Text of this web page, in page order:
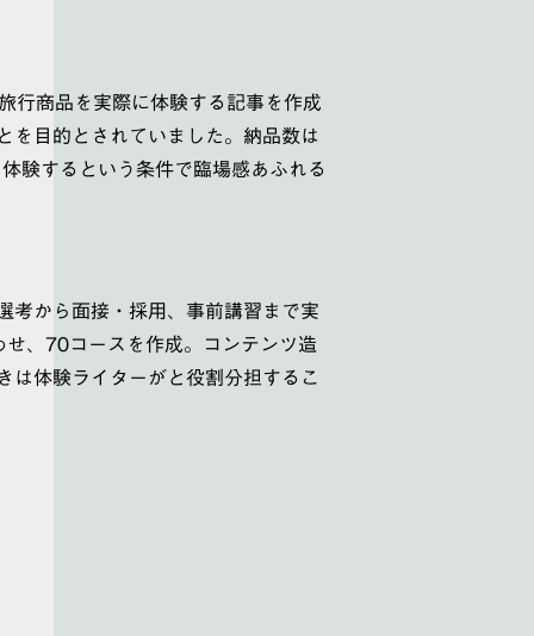
行商品を実際に体験する記事を作成
目的とされていました。納品数は
するという条件で臨場感あふれる
から面接・採用、事前講習まで実
、70コースを作成。コンテンツ造
体験ライターがと役割分担するこ